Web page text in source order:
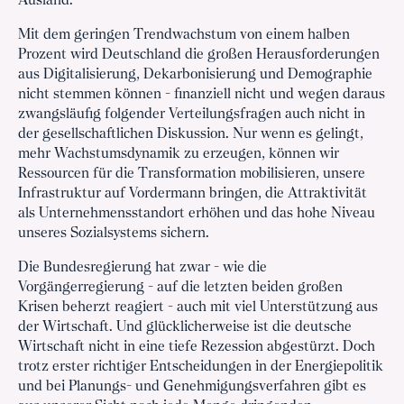
Mit dem geringen Trendwachstum von einem halben
Prozent wird Deutschland die großen Herausforde­rungen
aus Digitalisierung, Dekarbonisierung und Demographie
nicht stemmen können - finanziell nicht und wegen daraus
zwangsläufig folgender Verteilungsfragen auch nicht in
der gesellschaftlichen Diskussion. Nur wenn es gelingt,
mehr Wachstumsdynamik zu erzeugen, können wir
Ressourcen für die Transformation mobilisieren, unsere
Infrastruktur auf Vordermann bringen, die Attraktivität
als Unternehmensstandort erhöhen und das hohe Niveau
unseres Sozialsystems sichern.
Die Bundesregierung hat zwar - wie die
Vorgängerregierung - auf die letzten beiden großen
Krisen beherzt reagiert - auch mit viel Unterstützung aus
der Wirtschaft. Und glücklicherweise ist die deutsche
Wirtschaft nicht in eine tiefe Rezession abgestürzt. Doch
trotz erster richtiger Entscheidungen in der Energiepolitik
und bei Planungs- und Genehmigungsverfahren gibt es